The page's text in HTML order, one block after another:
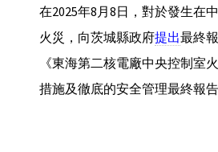
在2025年8月8日，對於發生在
火災，向茨城縣政府提出最終
《東海第二核電廠中央控制室
措施及徹底的安全管理最終報告